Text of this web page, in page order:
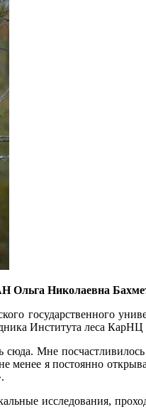
Ольга Николаевна
государственного
Института леса
сюда. Мне
менее я постоянно
исследования,